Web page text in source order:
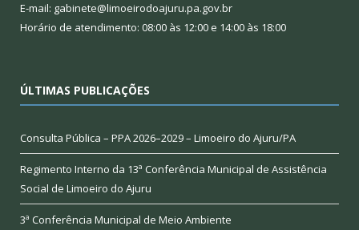
E-mail: gabinete@limoeirodoajuru.pa.gov.br
Horário de atendimento: 08:00 às 12:00 e 14:00 às 18:00
ÚLTIMAS PUBLICAÇÕES
Consulta Pública – PPA 2026–2029 – Limoeiro do Ajuru/PA
Regimento Interno da 13ª Conferência Municipal de Assistência
Social de Limoeiro do Ajuru
3ª Conferência Municipal de Meio Ambiente